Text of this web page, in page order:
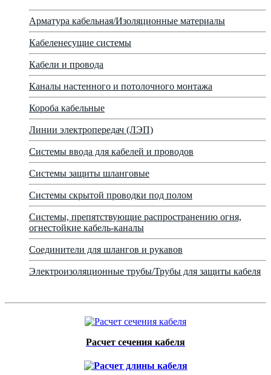
Арматура кабельная/Изоляционные материалы
Кабеленесущие системы
Кабели и провода
Каналы настенного и потолочного монтажа
Короба кабельные
Линии электропередач (ЛЭП)
Системы ввода для кабелей и проводов
Системы защиты шланговые
Системы скрытой проводки под полом
Системы, препятствующие распространению огня,
огнестойкие кабель-каналы
Соединители для шлангов и рукавов
Электроизоляционные трубы/Трубы для защиты кабеля
Расчет сечения кабеля